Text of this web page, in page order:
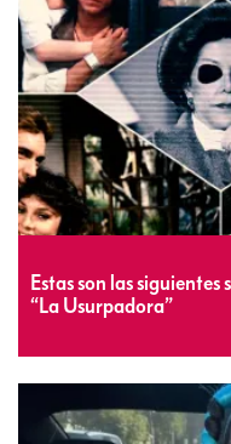
Estas son las siguientes
“La Usurpadora”